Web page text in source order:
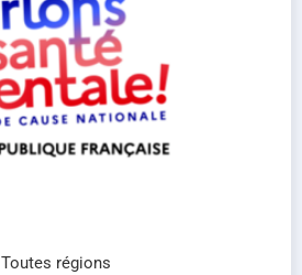
Toutes régions